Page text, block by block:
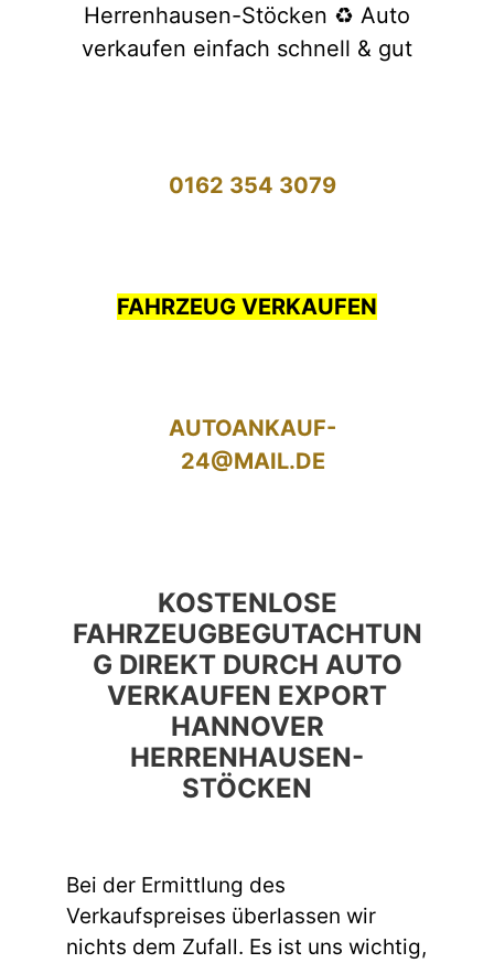
Herrenhausen-Stöcken ♻️ Auto
verkaufen einfach schnell & gut
0162 354 3079
FAHRZEUG VERKAUFEN
AUTOANKAUF-
24@MAIL.DE
KOSTENLOSE
FAHRZEUGBEGUTACHTUN
G DIREKT DURCH AUTO
VERKAUFEN EXPORT
HANNOVER
HERRENHAUSEN-
STÖCKEN
Bei der Ermittlung des
Verkaufspreises überlassen wir
nichts dem Zufall. Es ist uns wichtig,